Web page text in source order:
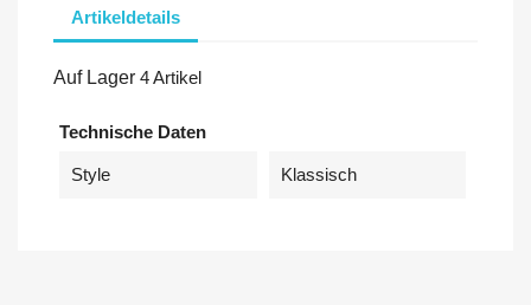
Artikeldetails
Auf Lager 4 Artikel
Technische Daten
Style Klassisch